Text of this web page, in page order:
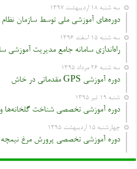
سه شنبه ۱۸ اردیبهشت ۱۳۹۷
دوره‌های آموزشی ملی توسط سازمان
سه شنبه ۱۵ اسفند ۱۳۹۶
راه‌اندازی سامانه جامع مدیریت آموزشی
سه شنبه ۲۶ مرداد ۱۳۹۵
دوره آموزشی GPS مقدماتی در خاش
شنبه ۱۹ تیر ۱۳۹۵
دوره آموزشی تخصصی شناخت گلخانه‌ها
چهارشنبه ۱۵ اردیبهشت ۱۳۹۵
دوره آموزشی تخصصی پرورش مرغ